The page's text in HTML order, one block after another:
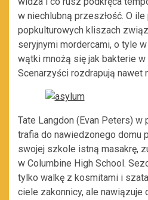
w niechlubną przeszłość. O
popkulturowych kliszach
seryjnymi mordercami, o tyle
wątki mnożą się jak bakterie w
Scenarzyści rozdrapują nawet
Tate Langdon (Evan Peters)
trafia do nawiedzonego domu
swojej szkole istną masakrę,
w Columbine High School.
tylko walkę z kosmitami i
ciele zakonnicy, ale nawiązuje